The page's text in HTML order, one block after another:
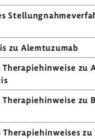
zu Alem­tu­zumab
zu
zu